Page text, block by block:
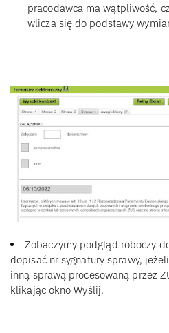
pracodawca ma wątpliwość,
wlicza się do podstawy
Zobaczymy podgląd roboczy
dopisać nr sygnatury sprawy,
inną sprawą procesowaną przez
klikając okno Wyślij.